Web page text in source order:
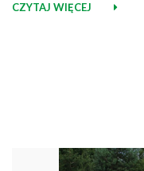
oczywistych zalet, róże
CZYTAJ WIĘCEJ